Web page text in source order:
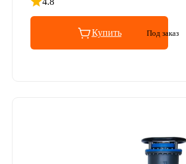
Рейтинг 4.8 из 5
Купить Под заказ